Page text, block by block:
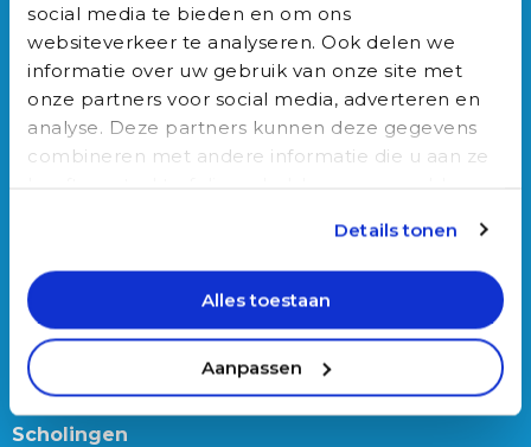
social media te bieden en om ons
websiteverkeer te analyseren. Ook delen we
informatie over uw gebruik van onze site met
onze partners voor social media, adverteren en
analyse. Deze partners kunnen deze gegevens
combineren met andere informatie die u aan ze
Details tonen
Alles toestaan
Aanpassen
Onze bijbanen
Junior Triagist
Geneeskunde
Biomedische wetenschappen
Gezondheidswetenschappen
Opleidingen
Alle opleidingen
Opleiding tot Triagist
Opleiding Doktersassistente
Scholingen